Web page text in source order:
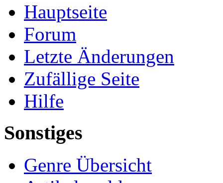
Hauptseite
Forum
Letzte Änderungen
Zufällige Seite
Hilfe
Sonstiges
Genre Übersicht